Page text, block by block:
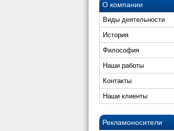
О компании
Виды деятельности
История
Философия
Наши работы
Контакты
Наши клиенты
Рекламоносители